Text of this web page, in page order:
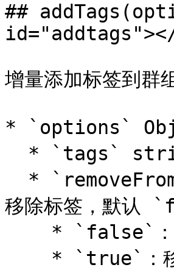
##
增量添加标签到群
* `options`
移除标签，默认